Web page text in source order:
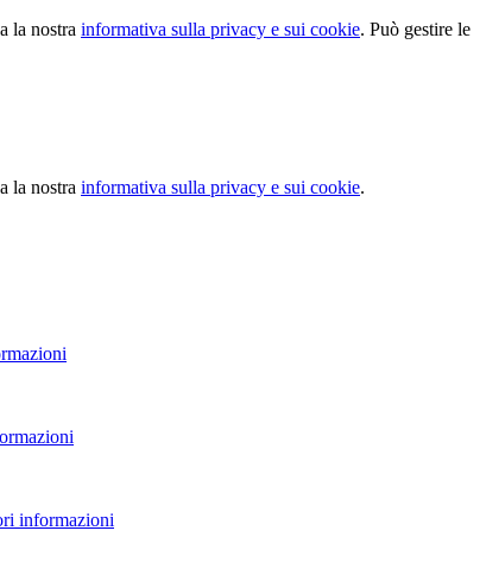
la nostra informativa sulla privacy e sui cookie. Può gestire le
la nostra informativa sulla privacy e sui cookie.
informazioni